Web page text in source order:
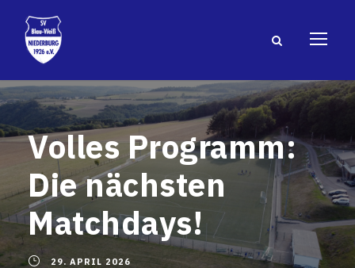
Volles Programm:
Die nächsten
Matchdays!
29. APRIL 2026